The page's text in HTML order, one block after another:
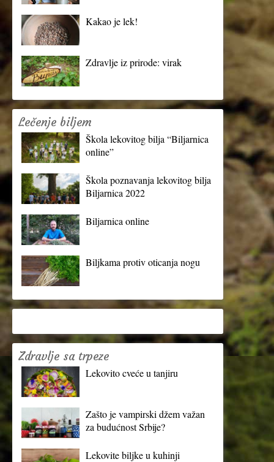
Kakao je lek!
Zdravlje iz prirode: virak
Lečenje biljem
Škola lekovitog bilja “Biljarnica
online”
Škola poznavanja lekovitog bilja
Biljarnica 2022
Biljarnica online
Biljkama protiv oticanja nogu
Zdravlje sa trpeze
Lekovito cveće u tanjiru
Zašto je vampirski džem važan
za budućnost Srbije?
Lekovite biljke u kuhinji